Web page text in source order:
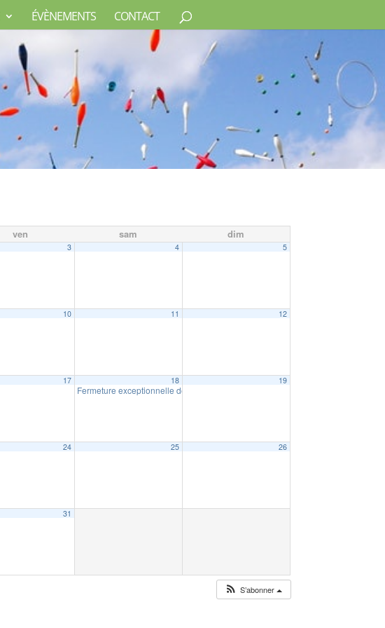
ÉVÈNEMENTS CONTACT
ven sam dim
3 4 5
10 11 12
17 18
Fermeture exceptionnelle de la mairie le samedi 18/12
19
24 25 26
31
S’abonner